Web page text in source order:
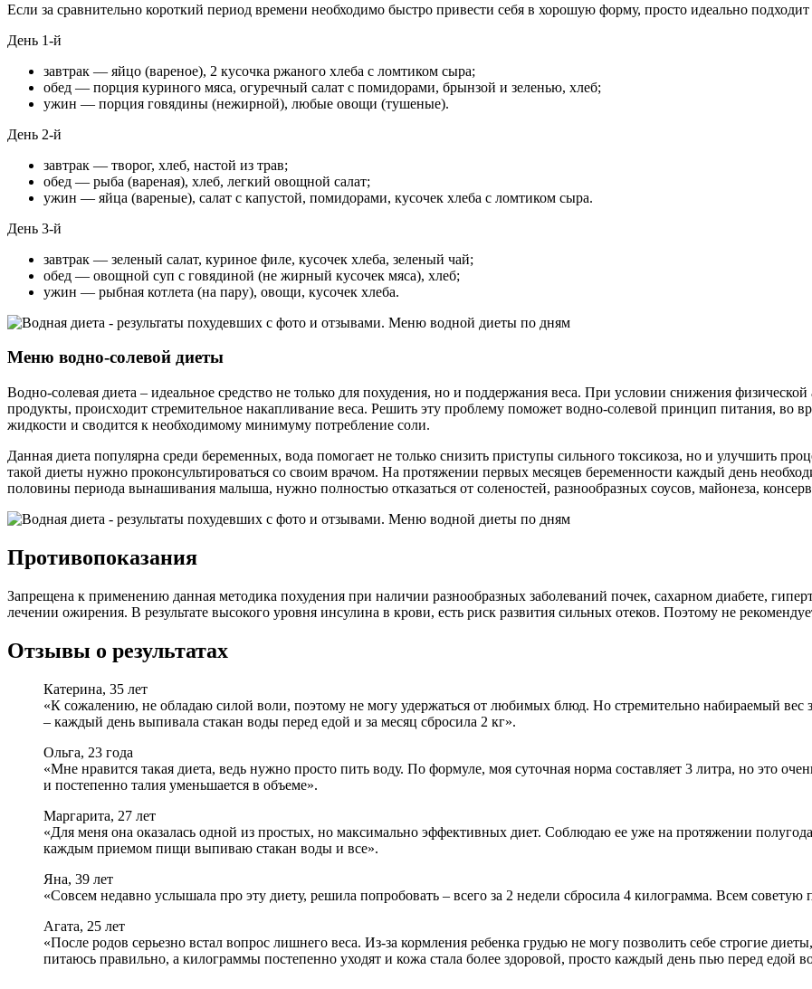
Если за сравнительно короткий период времени необходимо быстро привести себя в хорошую форму, просто идеально
День 1-й
завтрак — яйцо (вареное), 2 кусочка ржаного хлеба с ломтиком сыра;
обед — порция куриного мяса, огуречный салат с помидорами, брынзой и зеленью, хлеб;
ужин — порция говядины (нежирной), любые овощи (тушеные).
День 2-й
завтрак — творог, хлеб, настой из трав;
обед — рыба (вареная), хлеб, легкий овощной салат;
ужин — яйца (вареные), салат с капустой, помидорами, кусочек хлеба с ломтиком сыра.
День 3-й
завтрак — зеленый салат, куриное филе, кусочек хлеба, зеленый чай;
обед — овощной суп с говядиной (не жирный кусочек мяса), хлеб;
ужин — рыбная котлета (на пару), овощи, кусочек хлеба.
Меню водно-солевой диеты
Водно-солевая диета – идеальное средство не только для похудения, но и поддержания веса. При условии снижения
продукты, происходит стремительное накапливание веса. Решить эту проблему поможет водно-солевой принцип питания, во
жидкости и сводится к необходимому минимуму потребление соли.
Данная диета популярна среди беременных, вода помогает не только снизить приступы сильного токсикоза, но и улучшить
такой диеты нужно проконсультироваться со своим врачом. На протяжении первых месяцев беременности каждый день
половины периода вынашивания малыша, нужно полностью отказаться от соленостей, разнообразных соусов, майонеза,
Противопоказания
Запрещена к применению данная методика похудения при наличии разнообразных заболеваний почек, сахарном диабете,
лечении ожирения. В результате высокого уровня инсулина в крови, есть риск развития сильных отеков. Поэтому не
Отзывы о результатах
Катерина, 35 лет
«К сожалению, не обладаю силой воли, поэтому не могу удержаться от любимых блюд. Но стремительно набираемый вес
– каждый день выпивала стакан воды перед едой и за месяц сбросила 2 кг».
Ольга, 23 года
«Мне нравится такая диета, ведь нужно просто пить воду. По формуле, моя суточная норма составляет 3 литра, но это
и постепенно талия уменьшается в объеме».
Маргарита, 27 лет
«Для меня она оказалась одной из простых, но максимально эффективных диет. Соблюдаю ее уже на протяжении
каждым приемом пищи выпиваю стакан воды и все».
Яна, 39 лет
«Совсем недавно услышала про эту диету, решила попробовать – всего за 2 недели сбросила 4 килограмма. Всем
Агата, 25 лет
«После родов серьезно встал вопрос лишнего веса. Из-за кормления ребенка грудью не могу позволить себе строгие
питаюсь правильно, а килограммы постепенно уходят и кожа стала более здоровой, просто каждый день пью перед едой